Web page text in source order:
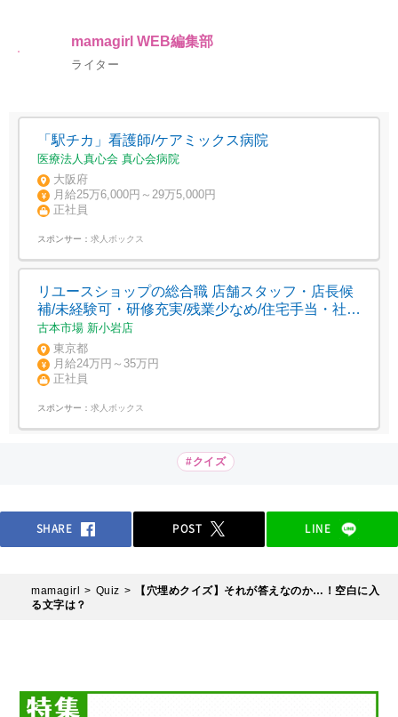
mamagirl WEB編集部
ライター
「駅チカ」看護師/ケアミックス病院
医療法人真心会 真心会病院
大阪府
月給25万6,000円～29万5,000円
正社員
スポンサー： 求人ボックス
リユースショップの総合職 店舗スタッフ・店長候
補/未経験可・研修充実/残業少なめ/住宅手当・社宅
制度
古本市場 新小岩店
東京都
月給24万円～35万円
正社員
スポンサー： 求人ボックス
#クイズ
SHARE POST LINE
mamagirl Quiz
【穴埋めクイズ】それが答えなのか…！空白に入
る文字は？